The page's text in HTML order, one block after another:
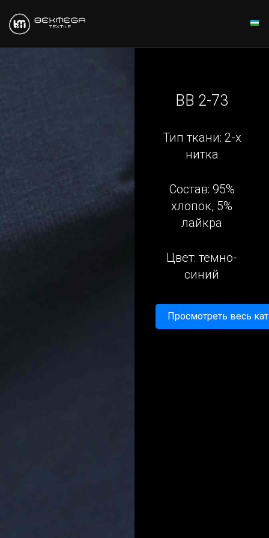
BB 2-73
Тип ткани: 2-х
нитка
Состав: 95%
хлопок, 5%
лайкра
Цвет: темно-
синий
Просмотреть весь